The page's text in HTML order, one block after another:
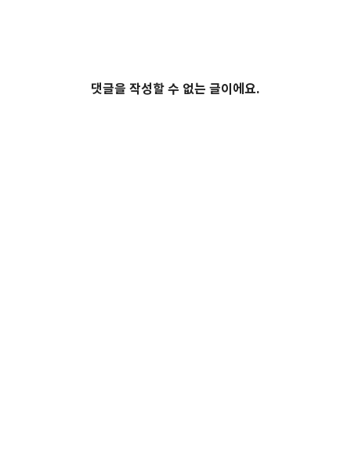
댓글을 작성할 수 없는 글이에요.